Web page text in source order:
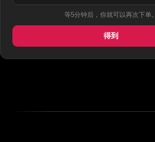
等5分钟后，你就可以再次下单。
得到